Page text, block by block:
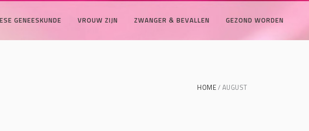
GENEESKUNDE VROUW ZIJN ZWANGER & BEVALLEN GEZOND WORDEN
HOME AUGUST